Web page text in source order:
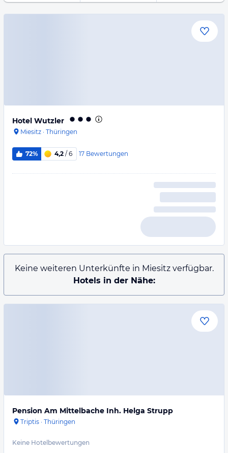
Hotel Wutzler
Miesitz · Thüringen
72% 4,2 / 6 17 Bewertungen
Keine weiteren Unterkünfte in Miesitz verfügbar.
Hotels in der Nähe:
Pension Am Mittelbache Inh. Helga Strupp
Triptis · Thüringen
Keine Hotelbewertungen